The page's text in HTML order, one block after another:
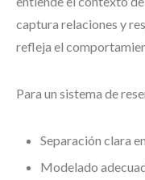
captura relaciones y
refleja el
Para un sistema de
Separación clara
Modelado